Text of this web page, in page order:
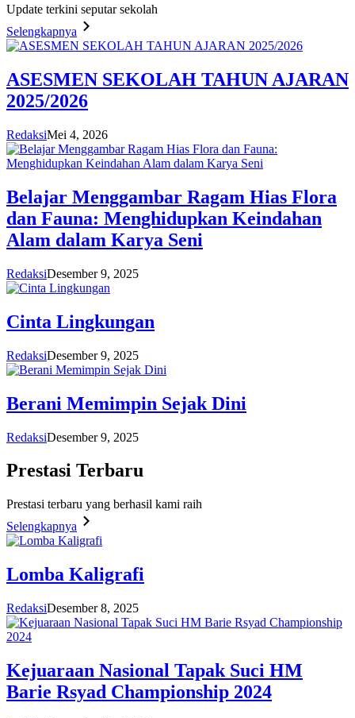
Update terkini seputar sekolah
Selengkapnya
ASESMEN SEKOLAH TAHUN AJARAN
2025/2026
RedaksiMei 4, 2026
Belajar Menggambar Ragam Hias Flora
dan Fauna: Menghidupkan Keindahan
Alam dalam Karya Seni
RedaksiDesember 9, 2025
Cinta Lingkungan
RedaksiDesember 9, 2025
Berani Memimpin Sejak Dini
RedaksiDesember 9, 2025
Prestasi Terbaru
Prestasi terbaru yang berhasil kami raih
Selengkapnya
Lomba Kaligrafi
RedaksiDesember 8, 2025
Kejuaraan Nasional Tapak Suci HM
Barie Rsyad Championship 2024